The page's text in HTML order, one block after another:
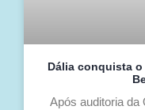
Dália conquista
Após auditoria da